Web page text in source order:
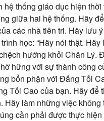
hệ thống giáo dục hiện
giữa hai hệ thống. Hãy
các nhà tiên tri. Hãy lưu
học: “Hãy nói thật.
hướng khỏi Chân Lý.
hững với sự thành công
bổn phận với Đấng Tối
Tối Cao của bạn. Hãy
Hãy làm những việc
cần phải được thực